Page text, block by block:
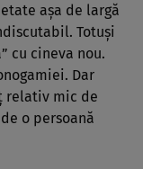
aşa de largă
Totuşi
cu cineva nou.
Dar
relativ mic de
o persoană